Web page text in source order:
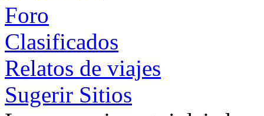
Foro
Clasificados
Relatos de viajes
Sugerir Sitios